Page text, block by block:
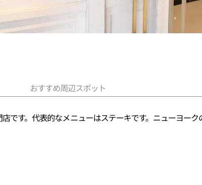
おすすめ周辺スポット
です。代表的なメニューはステーキです。ニューヨーク